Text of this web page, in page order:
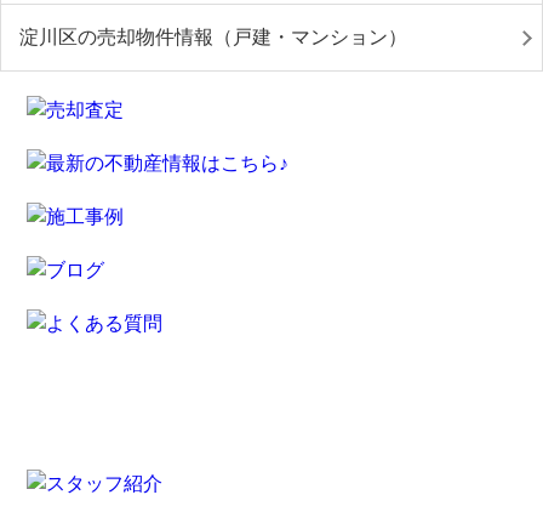
淀川区の売却物件情報（戸建・マンション）